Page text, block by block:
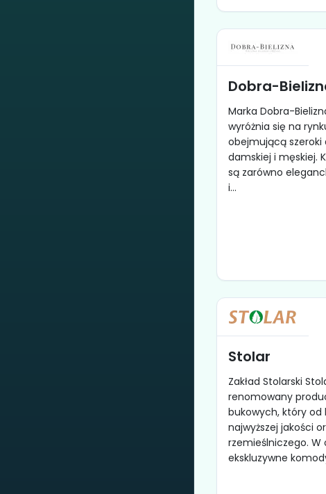
Dobra-
Marka Dobra-
wyróżnia się na
obejmującą
damskiej i męskiej.
są zarówno
i...
Stolar
Zakład Stolarski
renomowany
bukowych, który
najwyższej jakości
rzemieślniczego.
ekskluzywne